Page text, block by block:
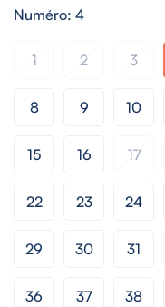
habituel
Numéro: 4
1 2 3
8 9 10
15 16 17
22 23 24
29 30 31
36 37 38